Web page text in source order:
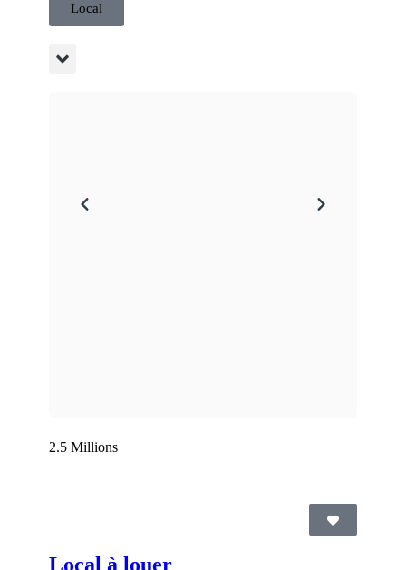
Local
2.5 Millions
Local à louer